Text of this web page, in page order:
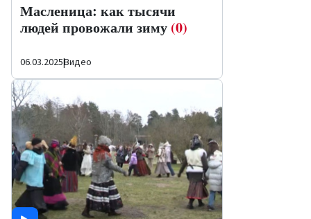
Масленица: как тысячи
людей провожали зиму (0)
06.03.2025|Видео